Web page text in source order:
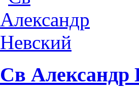
Св Александр